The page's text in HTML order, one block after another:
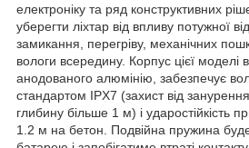
електроніку та ряд конструктивних
уберегти ліхтар від впливу потужної
замикання, перегріву, механічних
вологи всередину. Корпус цієї моделі
анодованого алюмінію, забезпечує
стандартом IPX7 (захист від
глибину більше 1 м) і ударостійкість
1.2 м на бетон. Подвійна пружина